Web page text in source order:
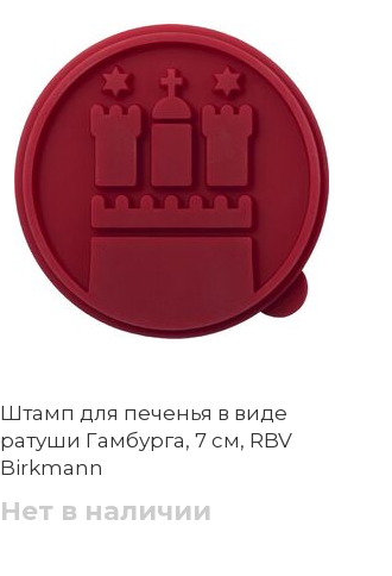
Штамп для печенья в виде
ратуши Гамбурга, 7 см, RBV
Birkmann
Нет в наличии